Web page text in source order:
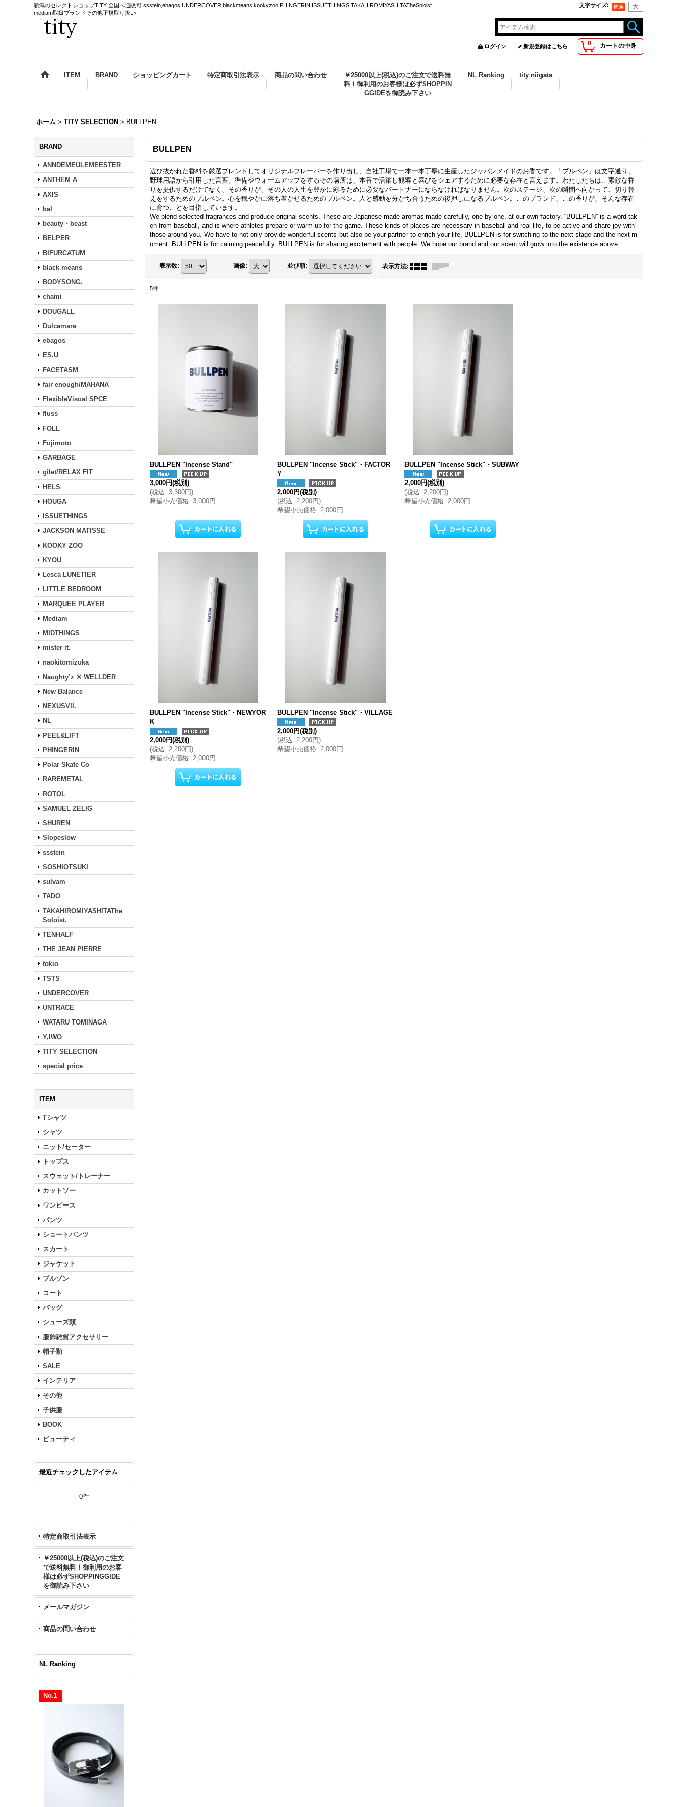
新潟のセレクトショップTITY 全国へ通販可 ssstein,ebagos,UNDERCOVER,blackmeans,kookyzoo,PHINGERIN,ISSUETHINGS,TAKAHIROMIYASHITATheSoloist.
mediam取扱ブランドその他正規取り扱い
文字サイズ:
0 カートの中身
ログイン 新規登録はこちら
ITEM BRAND ショッピングカート 特定商取引法表示 商品の問い合わせ
￥25000以上(税込)のご注文で送料無
料！御利用のお客様は必ずSHOPPIN
GGIDEを御読み下さい
NL Ranking tity niigata
ホーム > TITY SELECTION > BULLPEN
BRAND
ANNDEMEULEMEESTER
ANTHEM A
AXIS
bal
beauty・beast
BELPER
BIFURCATUM
black means
BODYSONG.
chami
DOUGALL
Dulcamara
ebagos
ES.U
FACETASM
fair enough/MAHANA
FlexibleVisual SPCE
fluss
FOLL
Fujimoto
GARBAGE
gilet/RELAX FIT
HELS
HOUGA
ISSUETHINGS
JACKSON MATISSE
KOOKY ZOO
KYOU
Lesca LUNETIER
LITTLE BEDROOM
MARQUEE PLAYER
Mediam
MIDTHINGS
mister it.
naokitomizuka
Naughty’z ✕ WELLDER
New Balance
NEXUSVII.
NL
PEEL&LIFT
PHINGERIN
Polar Skate Co
RAREMETAL
ROTOL
SAMUEL ZELIG
SHUREN
Slopeslow
ssstein
SOSHIOTSUKI
sulvam
TADO
TAKAHIROMIYASHITAThe
Soloist.
TENHALF
THE JEAN PIERRE
tokio
TSTS
UNDERCOVER
UNTRACE
WATARU TOMINAGA
Y,IWO
TITY SELECTION
special price
ITEM
Tシャツ
シャツ
ニット/セーター
トップス
スウェット/トレーナー
カットソー
ワンピース
パンツ
ショートパンツ
スカート
ジャケット
ブルゾン
コート
バッグ
シューズ類
服飾雑貨アクセサリー
帽子類
SALE
インテリア
その他
子供服
BOOK
ビューティ
最近チェックしたアイテム
0件
特定商取引法表示
￥25000以上(税込)のご注文
で送料無料！御利用のお客
様は必ずSHOPPINGGIDE
を御読み下さい
メールマガジン
商品の問い合わせ
NL Ranking
No.1
BULLPEN
選び抜かれた香料を厳選ブレンドしてオリジナルフレーバーを作り出し、自社工場で一本一本丁寧に生産したジャパンメイドのお香です。「ブルペン」は文字通り、
野球用語から引用した言葉。準備やウォームアップをするその場所は、本番で活躍し観客と喜びをシェアするために必要な存在と言えます。わたしたちは、素敵な香
りを提供するだけでなく、その香りが、その人の人生を豊かに彩るために必要なパートナーにならなければなりません。次のステージ、次の瞬間へ向かって、切り替
えをするためのブルペン。心を穏やかに落ち着かせるためのブルペン。人と感動を分かち合うための後押しになるブルペン。このブランド、この香りが、そんな存在
に育つことを目指しています。
We blend selected fragrances and produce original scents. These are Japanese-made aromas made carefully, one by one, at our own factory. “BULLPEN” is a word tak
en from baseball, and is where athletes prepare or warm up for the game. These kinds of places are necessary in baseball and real life, to be active and share joy with
those around you. We have to not only provide wonderful scents but also be your partner to enrich your life. BULLPEN is for switching to the next stage and the next m
oment. BULLPEN is for calming peacefully. BULLPEN is for sharing excitement with people. We hope our brand and our scent will grow into the existence above.
表示数: 画像: 並び順: 表示方法:
5件
BULLPEN "Incense Stand"
3,000円(税別)
(税込: 3,300円)
希望小売価格: 3,000円
BULLPEN "Incense Stick"・FACTOR
Y
2,000円(税別)
(税込: 2,200円)
希望小売価格: 2,000円
BULLPEN "Incense Stick"・SUBWAY
2,000円(税別)
(税込: 2,200円)
希望小売価格: 2,000円
BULLPEN "Incense Stick"・NEWYOR
K
2,000円(税別)
(税込: 2,200円)
希望小売価格: 2,000円
BULLPEN "Incense Stick"・VILLAGE
2,000円(税別)
(税込: 2,200円)
希望小売価格: 2,000円